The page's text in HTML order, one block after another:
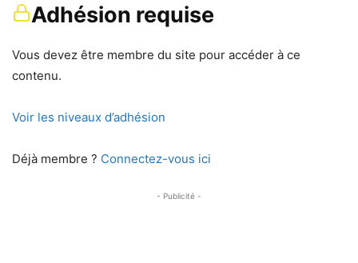
Adhésion requise
Vous devez être membre du site pour accéder à ce
contenu.
Voir les niveaux d’adhésion
Déjà membre ? Connectez-vous ici
- Publicité -